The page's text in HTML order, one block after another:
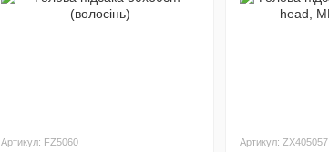
Артикул: FZ5060 Артикул: ZX405057